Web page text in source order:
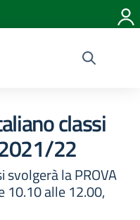
classi
22
la PROVA
10.10 alle 12.00,